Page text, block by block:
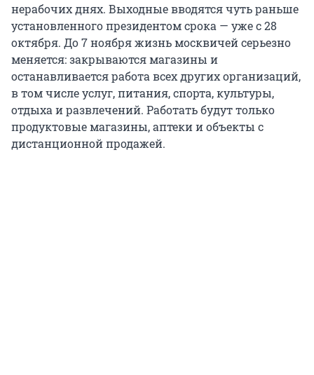
нерабочих днях. Выходные вводятся чуть раньше
установленного президентом срока — уже с 28
октября. До 7 ноября жизнь москвичей серьезно
меняется: закрываются магазины и
останавливается работа всех других организаций,
в том числе услуг, питания, спорта, культуры,
отдыха и развлечений. Работать будут только
продуктовые магазины, аптеки и объекты с
дистанционной продажей.